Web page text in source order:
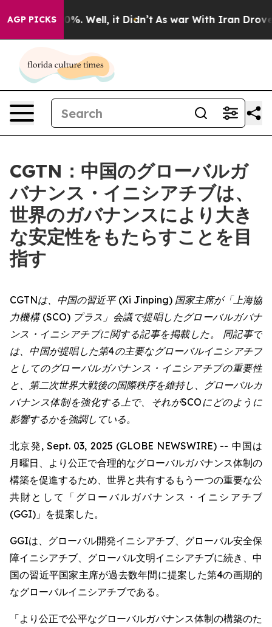
AGP PICKS
40%. Well, it Didn’t As war With Iran Drove oil
CGTN：中国のグローバルガ
バナンス・イニシアチブは、
世界のガバナンスにより大き
な安定性をもたらすことを目
指す
CGTNは、中国の習近平 (Xi Jinping) 国家主席が「上海協
力機構 (SCO) プラス」会議で提唱したグローバルガバナ
ンス・イニシアチブに関する記事を掲載した。 同記事で
は、中国が提唱した第4の主要なグローバルイニシアチブ
としてのグローバルガバナンス・イニシアチブの重要性
と、第二次世界大戦後の国際秩序を維持し、グローバルガ
バナンス体制を強化する上で、それがSCOにどのように
影響するかを強調している。
北京発, Sept. 03, 2025 (GLOBE NEWSWIRE) -- 中国は
月曜日、より公正で合理的なグローバルガバナンス体制の
構築を促進するため、世界と共有するもう一つの重要な公
共財として「グローバルガバナンス・イニシアチブ
(GGI)」を提案した。
GGIは、グローバル開発イニシアチブ、グローバル安全保
障イニシアチブ、グローバル文明イニシアチブに続き、中
国の習近平国家主席が過去数年間に提案した第4の画期的
なグローバルイニシアチブである。
「より公正で公平なグローバルガバナンス体制の構築のた